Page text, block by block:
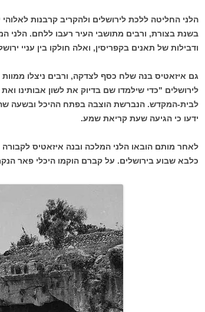
הלני החליטה ללכת לירושלים ולהקריב קרבנות
בשנת בצורת, ורבים מתושבי העיר רעבו ללחם. הלני
ודבילות של תאנים בקפריסין, ואלה חולקו בין עניי
גם איזאטיס בנה שלח כסף לצדקה, ורבים ניצלו
לירושלים "כדי שילמדו שם בדיוק את לשון אבותינו
לבית-המקדש. הנברשת הוצבה בפתח ההיכל ובשעה
ידעו כי הגיעה שעת קריאת שמע.
לאחר מותם הובאו הלני המלכה ובנה איזאטיס
כלבא שבוע בירושלים. על קברם הוקמו היכלי פאר